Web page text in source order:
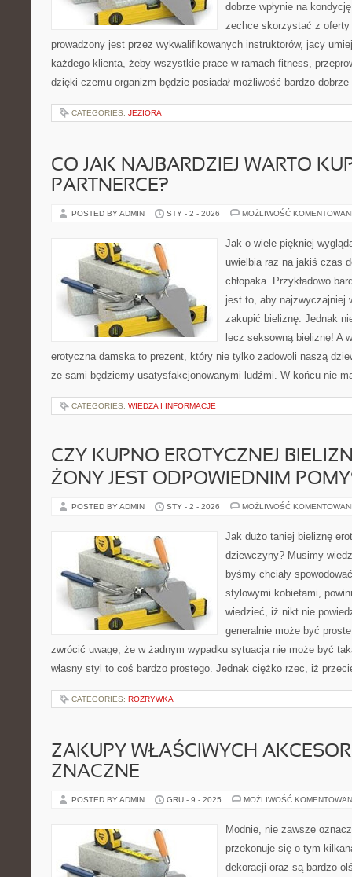
dobrze wpłynie na
zechce skorzystać z oferty
prowadzony jest przez wykwalifikowanych instruktorów, jacy
każdego klienta, żeby wszystkie prace w ramach fitness,
dzięki czemu organizm będzie posiadał możliwość bardzo
CATEGORIES: JEZIORA
CO JAK NAJBARDZIEJ WARTO
PARTNERCE?
POSTED BY ADMIN STY - 2 - 2026 MOŻLIWOŚĆ
Jak o wiele piękniej
uwielbia raz na jakiś czas
chłopaka. Przykładowo
jest to, aby najzwyczajniej
zakupić bieliznę. Jednak
lecz seksowną bieliznę! A
erotyczna damska to prezent, który nie tylko zadowoli naszą
że sami będziemy usatysfakcjonowanymi ludźmi. W końcu nie
CATEGORIES: WIEDZA I INFORMACJE
CZY KUPNO EROTYCZNEJ
ŻONY JEST ODPOWIEDNIM
POSTED BY ADMIN STY - 2 - 2026 MOŻLIWOŚĆ
Jak dużo taniej bieliznę
dziewczyny? Musimy
byśmy chciały
stylowymi kobietami,
wiedzieć, iż nikt nie
generalnie może być
zwrócić uwagę, że w żadnym wypadku sytuacja nie może być
własny styl to coś bardzo prostego. Jednak ciężko rzec, iż
CATEGORIES: ROZRYWKA
ZAKUPY WŁAŚCIWYCH
ZNACZNE
POSTED BY ADMIN GRU - 9 - 2025 MOŻLIWOŚĆ
Modnie, nie zawsze
przekonuje się o tym
dekoracji oraz są bardzo